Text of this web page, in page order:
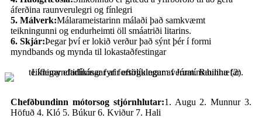
áferðina raunverulegri og fínlegri
5. Málverk:Málarameistarinn málaði það samkvæmt
teikningunni og endurheimti öll smáatriði litarins.
6. Skjár:Þegar því er lokið verður það sýnt þér í formi
myndbands og mynda til lokastaðfestingar
Chefðbundinn mótorsog stjórnhlutar:1. Augu 2. Munnur 3.
Höfuð 4. Kló 5. Búkur 6. Kviður 7. Hali